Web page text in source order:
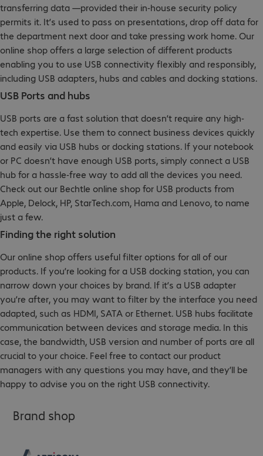
transferring data —provided their in-house security policy
permits it. It’s used to pass on presentations, drop off data for
the department next door and take pressing work home. Our
online shop offers a large selection of different products
enabling you to use USB connectivity flexibly and responsibly,
including USB adapters, hubs and cables and docking stations.
USB Ports and hubs
USB ports are a fast solution that doesn’t require any high-
tech expertise. Use them to connect business devices quickly
and easily via USB hubs or docking stations. If your notebook
or PC doesn’t have enough USB ports, simply connect a USB
hub for a hassle-free way to add all the devices you need.
Check out our Bechtle online shop for USB products from
Apple, Delock, HP, StarTech.com, Hama and Lenovo, to name
just a few.
Finding the right solution
Our online shop offers useful filter options for all of our
products. If you’re looking for a USB docking station, you can
narrow down your choices by brand. If it’s a USB adapter
you’re after, you may want to filter by the interface you need
adapted, such as HDMI, SATA or Ethernet. USB hubs facilitate
communication between devices and storage media. In this
case, the bandwidth, USB version and number of ports are all
crucial to your choice. Feel free to contact our product
managers with any questions you may have, and they’ll be
happy to advise you on the right USB connectivity.
Brand shop